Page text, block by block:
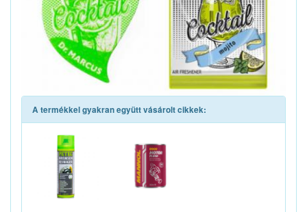
A termékkel gyakran együtt vásárolt cikkek: